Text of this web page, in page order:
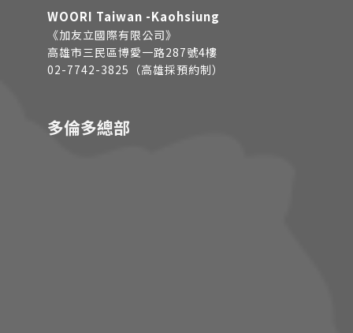
WOORI Taiwan -Kaohsiung
《加友立國際有限公司》
高雄市三民區博愛一路287號4樓
02-7742-3825（高雄採預約制）
多倫多總部